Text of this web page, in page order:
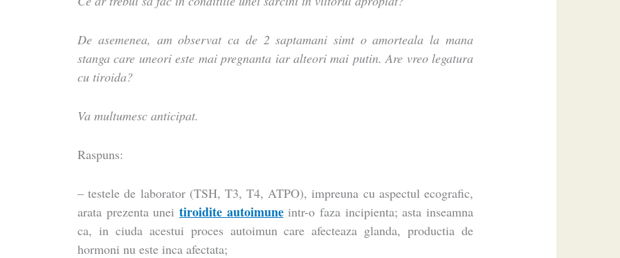
De asemenea, am observat ca de 2 saptamani simt o amorteala la mana
stanga care uneori este mai pregnanta iar alteori mai putin. Are vreo legatura
cu tiroida?
Va multumesc anticipat.
Raspuns:
– testele de laborator (TSH, T3, T4, ATPO), impreuna cu aspectul ecografic,
arata prezenta uneitiroidite autoimuneintr-o faza incipienta; asta inseamna
ca, in ciuda acestui proces autoimun care afecteaza glanda, productia de
hormoni nu este inca afectata;